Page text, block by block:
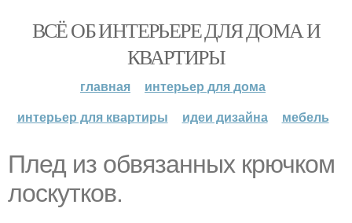
ВСЁ ОБ ИНТЕРЬЕРЕ ДЛЯ ДОМА И
КВАРТИРЫ
главная
интерьер для дома
интерьер для квартиры
идеи дизайна мебель
Плед из обвязанных крючком
лоскутков.